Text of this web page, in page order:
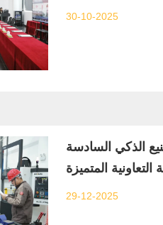
30-10-2025
الذكي السادسة
29-12-2025